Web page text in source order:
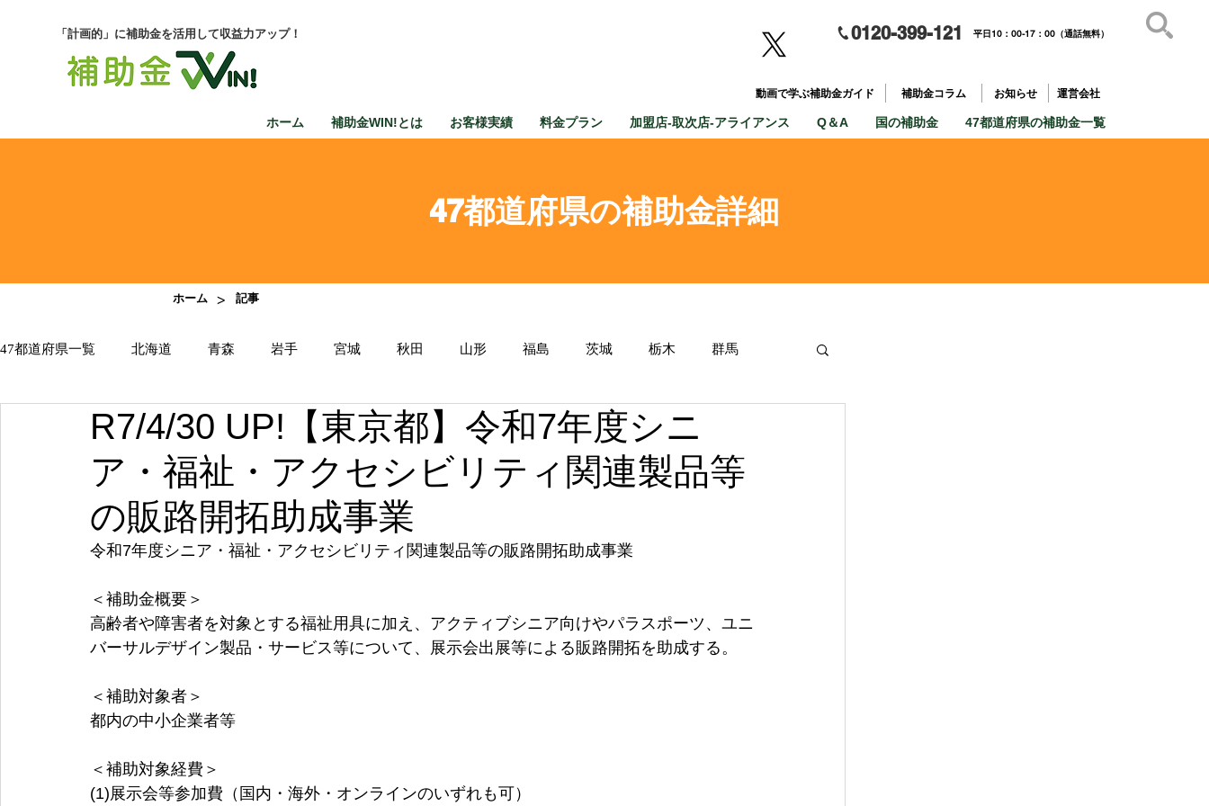
「計画的」に補助金を活用して収益力アップ！ 0120-399-121 平日10：00-17：00（通話無料）
動画で学ぶ補助金ガイド 補助金コラム お知らせ 運営会社
ホーム 補助金WIN!とは お客様実績 料金プラン 加盟店-取次店-アライアンス Q＆A 国の補助金 47都道府県の補助金一覧
47都道府県の補助金詳細
ホーム > 記事
47都道府県一覧 北海道 青森 岩手 宮城 秋田 山形 福島 茨城 栃木 群馬
千葉 東京 神奈川 新潟 富山 石川 福井 山梨 長野 岐阜
滋賀 大阪 兵庫 奈良 和歌山
R7/4/30 UP!【東京都】令和7年度シニ
ア・福祉・アクセシビリティ関連製品等
の販路開拓助成事業
令和7年度シニア・福祉・アクセシビリティ関連製品等の販路開拓助成事業
＜補助金概要＞
高齢者や障害者を対象とする福祉用具に加え、アクティブシニア向けやパラスポーツ、ユニ
バーサルデザイン製品・サービス等について、展示会出展等による販路開拓を助成する。
＜補助対象者＞
都内の中小企業者等
＜補助対象経費＞
(1)展示会等参加費（国内・海外・オンラインのいずれも可）